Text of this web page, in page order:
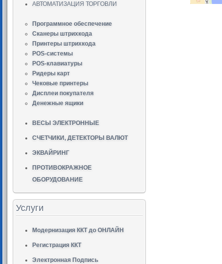
АВТОМАТИЗАЦИЯ ТОРГОВЛИ
Программное обеспечение
Сканеры штрихкода
Принтеры штрихкода
POS-системы
POS-клавиатуры
Ридеры карт
Чековые принтеры
Дисплеи покупателя
Денежные ящики
ВЕСЫ ЭЛЕКТРОННЫЕ
СЧЕТЧИКИ, ДЕТЕКТОРЫ ВАЛЮТ
ЭКВАЙРИНГ
ПРОТИВОКРАЖНОЕ
ОБОРУДОВАНИЕ
Услуги
Модернизация ККТ до ОНЛАЙН
Регистрация ККТ
Электронная Подпись